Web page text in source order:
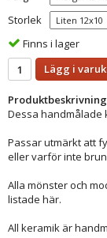
Storlek
Finns i lager
Lägg i
Dessa handmålade
Passar utmärkt att
eller varför inte
Alla mönster och
listade här.
All keramik är